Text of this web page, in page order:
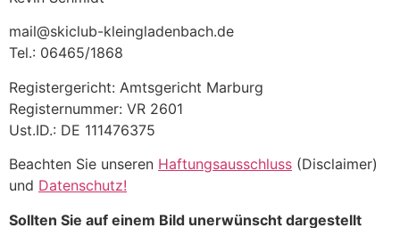
mail@skiclub-kleingladenbach.de
Tel.: 06465/1868
Registergericht: Amtsgericht Marburg
Registernummer: VR 2601
Ust.ID.: DE 111476375
Beachten Sie unseren Haftungsausschluss (Disclaimer)
und Datenschutz!
Sollten Sie auf einem Bild unerwünscht dargestellt